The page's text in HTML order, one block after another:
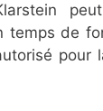
temps de
pour